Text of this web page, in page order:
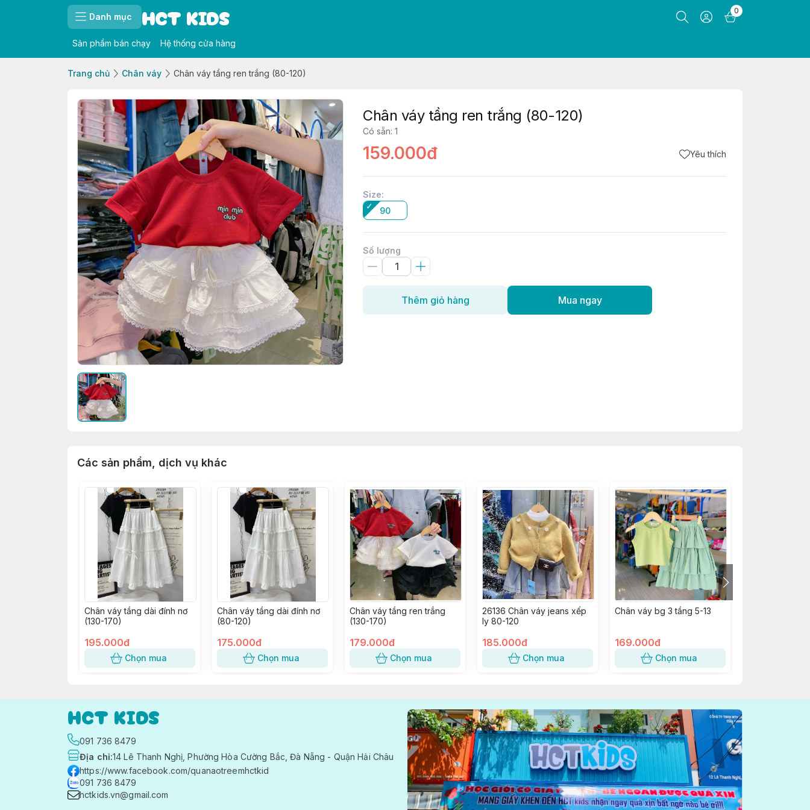
Danh mục HCT KIDS 0
Sản phẩm bán chạy Hệ thống cửa hàng
Trang chủ Chân váy Chân váy tầng ren trắng (80-120)
Chân váy tầng ren trắng (80-120)
Có sẵn: 1
159.000đ Yêu thích
Size:
90
Số lượng
Thêm giỏ hàng Mua ngay
Các sản phẩm, dịch vụ khác
Chân váy tầng dài đính nơ
(130-170)
195.000đ
Chọn mua
Chân váy tầng dài đính nơ
(80-120)
175.000đ
Chọn mua
Chân váy tầng ren trắng
(130-170)
179.000đ
Chọn mua
26136 Chân váy jeans xếp
ly 80-120
185.000đ
Chọn mua
Chân váy bg 3 tầng 5-13
169.000đ
Chọn mua
HCT KIDS
091 736 8479
Địa chỉ:14 Lê Thanh Nghị, Phường Hòa Cường Bắc, Đà Nẵng - Quận Hải Châu
https://www.facebook.com/quanaotreemhctkid
091 736 8479
hctkids.vn@gmail.com